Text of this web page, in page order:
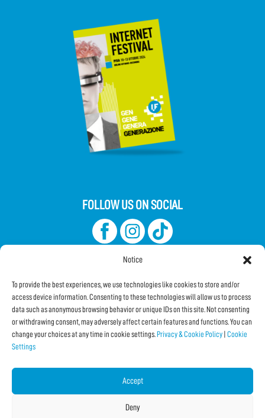
Notice
To provide the best experiences, we use technologies like cookies to store and/or
access device information. Consenting to these technologies will allow us to process
data such as anonymous browsing behavior or unique IDs on this site. Not consenting
or withdrawing consent, may adversely affect certain features and functions. You can
change your choices at any time in cookie settings. Privacy & Cookie Policy Cookie
Settings
Accept
Deny
FOLLOW US ON SOCIAL
Subscribe to the Newsletter
Facebook